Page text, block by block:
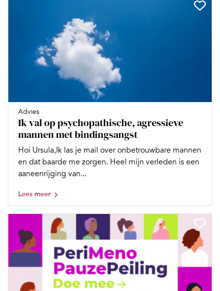
Advies
Ik val op psychopathische, agressieve
mannen met bindingsangst
Hoi Ursula,Ik las je mail over onbetrouwbare mannen
en dat baarde me zorgen. Heel mijn verleden is een
aaneenrijging van...
Lees meer